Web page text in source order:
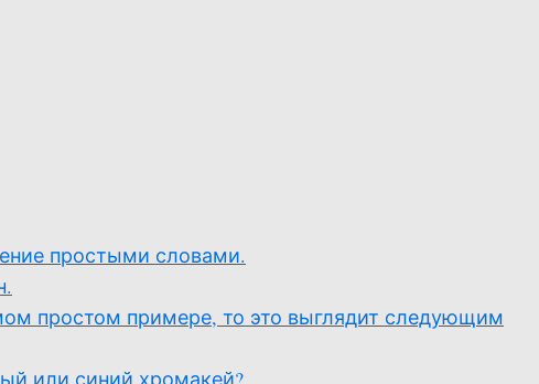
простыми словами.
простом примере, то это выглядит следующим
или синий хромакей?